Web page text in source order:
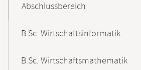
Abschlussbereich
B.Sc. Wirtschaftsinformatik
B.Sc. Wirtschaftsmathematik